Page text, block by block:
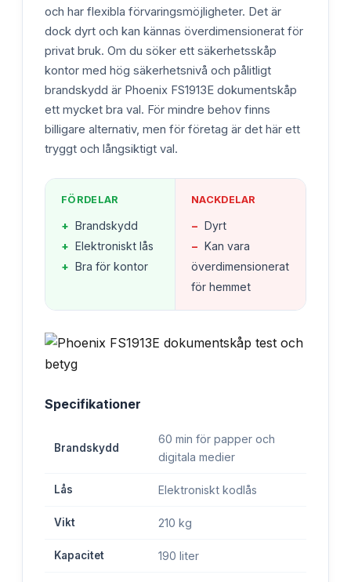
och har flexibla förvaringsmöjligheter. Det är
dock dyrt och kan kännas överdimensionerat för
privat bruk. Om du söker ett säkerhetsskåp
kontor med hög säkerhetsnivå och pålitligt
brandskydd är Phoenix FS1913E dokumentskåp
ett mycket bra val. För mindre behov finns
billigare alternativ, men för företag är det här ett
tryggt och långsiktigt val.
FÖRDELAR
+ Brandskydd
+ Elektroniskt lås
+ Bra för kontor
NACKDELAR
− Dyrt
− Kan vara
överdimensionerat
för hemmet
Specifikationer
Brandskydd
60 min för papper och
digitala medier
Lås Elektroniskt kodlås
Vikt 210 kg
Kapacitet 190 liter